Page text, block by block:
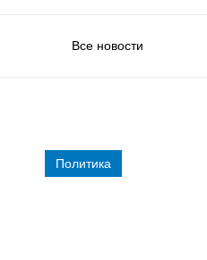
Все новости
Политика